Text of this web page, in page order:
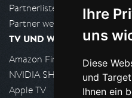
Ihre
uns
Diese
und
Ihnen ein
Partnerliste
Partner werden
TV UND WOHNZIMMER
Amazon FireTV
NVIDIA SHIELD, Google TV
Apple TV